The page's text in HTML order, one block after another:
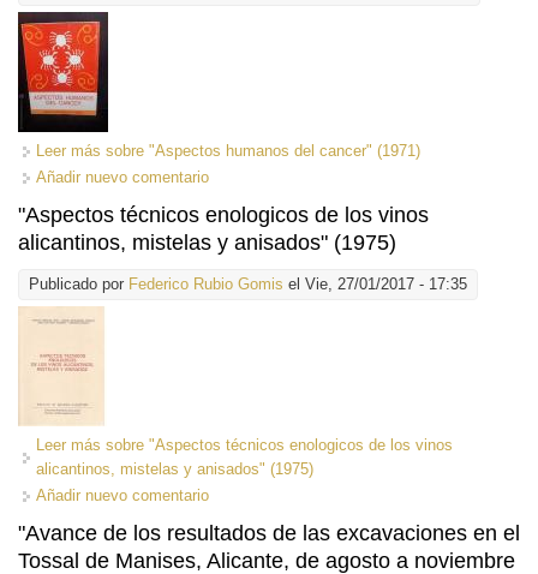
Leer más sobre "Aspectos humanos del cancer" (1971)
Añadir nuevo comentario
"Aspectos técnicos enologicos de los vinos
alicantinos, mistelas y anisados" (1975)
Publicado por Federico Rubio Gomis el Vie, 27/01/2017 - 17:35
Leer más sobre "Aspectos técnicos enologicos de los vinos
alicantinos, mistelas y anisados" (1975)
Añadir nuevo comentario
"Avance de los resultados de las excavaciones en el
Tossal de Manises, Alicante, de agosto a noviembre